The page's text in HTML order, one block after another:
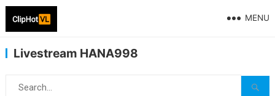
MENU
Livestream HANA998